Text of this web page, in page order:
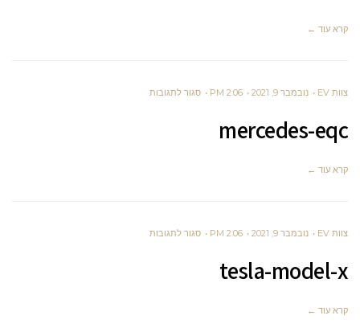
קרא עוד ←
צוות EV נובמבר 9, 2021 2:06 PM סגור לתגובותעל
mercedes-eqc
קרא עוד ←
צוות EV נובמבר 9, 2021 2:06 PM סגור לתגובותעל
tesla-model-x
קרא עוד ←